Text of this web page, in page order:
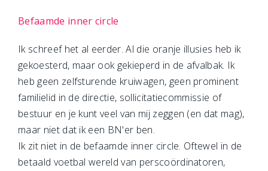
Befaamde inner circle
Ik schreef het al eerder. Al die oranje illusies heb ik
gekoesterd, maar ook gekieperd in de afvalbak. Ik
heb geen zelfsturende kruiwagen, geen prominent
familielid in de directie, sollicitatiecommissie of
bestuur en je kunt veel van mij zeggen (en dat mag),
maar niet dat ik een BN'er ben.
Ik zit niet in de befaamde inner circle. Oftewel in de
betaald voetbal wereld van perscoördinatoren,